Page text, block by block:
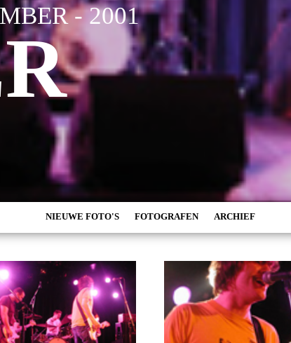
- 2001
NIEUWE FOTO'S FOTOGRAFEN
MARC DE KROSSE
SIMONE V/D HEIJDEN
PEER
MISCHA VEENEMA
JEROEN DEKKER
BOB DE VRIES
ARCHIEF
2026
2025
2024
2023
2022
2021